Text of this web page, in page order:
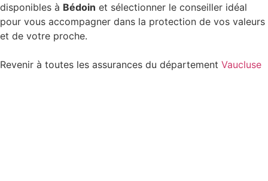
disponibles à Bédoin et sélectionner le conseiller idéal
pour vous accompagner dans la protection de vos valeurs
et de votre proche.
Revenir à toutes les assurances du département Vaucluse